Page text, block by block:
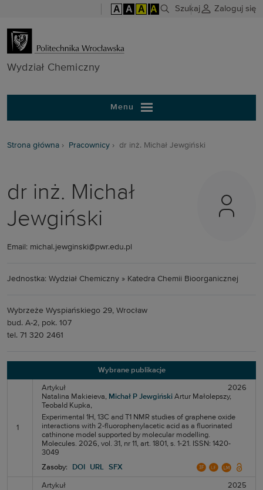
A A A A Szukaj Zaloguj się
Wydział
Wydział Chemiczny
Menu
Strona główna Pracownicy dr inż. Michał Jewgiński
dr inż. Michał
Jewgiński
Email: michal.jewginski@pwr.edu.pl
Jednostka: Wydział Chemiczny » Katedra Chemii Bioorganicznej
Wybrzeże Wyspiańskiego 29, Wrocław
bud. A-2, pok. 107
tel. 71 320 2461
Wybrane publikacje
1
Artykuł
2026
Natalina Makieieva, Michał P Jewgiński Artur Małolepszy,
Teobald Kupka,
Experimental 1H, 13C and T1 NMR studies of graphene oxide
interactions with 2-fluorophenylacetic acid as a fluorinated
cathinone model supported by molecular modelling.
Molecules. 2026, vol. 31, nr 11, art. 1801, s. 1-21. ISSN: 1420-
3049
Zasoby:
DOI URL SFX
Artykuł
2025